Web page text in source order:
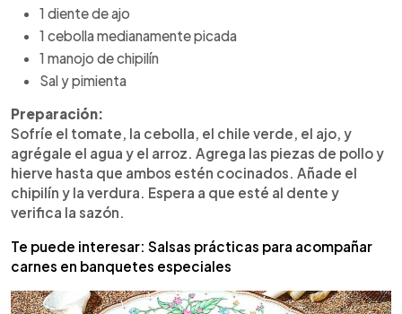
1 diente de ajo
1 cebolla medianamente picada
1 manojo de chipilín
Sal y pimienta
Preparación:
Sofríe el tomate, la cebolla, el chile verde, el ajo, y
agrégale el agua y el arroz. Agrega las piezas de pollo y
hierve hasta que ambos estén cocinados. Añade el
chipilín y la verdura. Espera a que esté al dente y
verifica la sazón.
Te puede interesar: Salsas prácticas para acompañar
carnes en banquetes especiales